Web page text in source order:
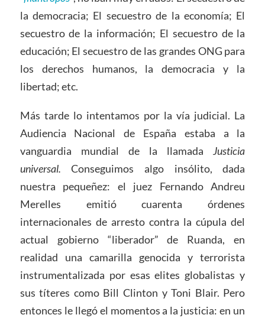
la democracia; El secuestro de la economía; El
secuestro de la información; El secuestro de la
educación; El secuestro de las grandes ONG para
los derechos humanos, la democracia y la
libertad; etc.
Más tarde lo intentamos por la vía judicial. La
Audiencia Nacional de España estaba a la
vanguardia mundial de la llamadaJusticia
universal. Conseguimos algo insólito, dada
nuestra pequeñez: el juez Fernando Andreu
Merelles emitió cuarenta órdenes
internacionales de arresto contra la cúpula del
actual gobierno “liberador” de Ruanda, en
realidad una camarilla genocida y terrorista
instrumentalizada por esas elites globalistas y
sus títeres como Bill Clinton y Toni Blair. Pero
entonces le llegó el momentos a la justicia: en un